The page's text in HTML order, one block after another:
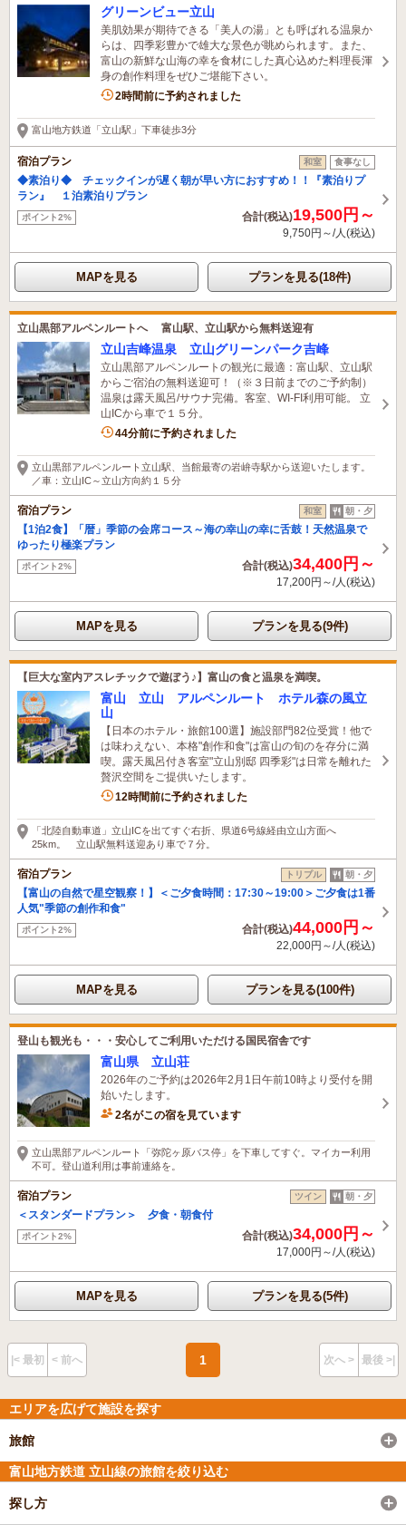
グリーンビュー立山
美肌効果が期待できる「美人の湯」とも呼ばれる温泉か
らは、四季彩豊かで雄大な景色が眺められます。また、
富山の新鮮な山海の幸を食材にした真心込めた料理長渾
身の創作料理をぜひご堪能下さい。
3名がこの宿を見ています
2時間前に予約されました
富山地方鉄道「立山駅」下車徒歩3分
宿泊プラン 和室 食事なし
◆素泊り◆ チェックインが遅く朝が早い方におすすめ！！『素泊りプ
ラン』 １泊素泊りプラン
ポイント2% 合計(税込)19,500円～
9,750円～/人(税込)
MAPを見る プランを見る(18件)
立山黒部アルペンルートへ 富山駅、立山駅から無料送迎有
立山吉峰温泉 立山グリーンパーク吉峰
立山黒部アルペンルートの観光に最適：富山駅、立山駅
からご宿泊の無料送迎可！（※３日前までのご予約制）
温泉は露天風呂/サウナ完備。客室、WI-FI利用可能。 立
山ICから車で１５分。
1名がこの宿を見ています
44分前に予約されました
立山黒部アルペンルート立山駅、当館最寄の岩峅寺駅から送迎いたします。
／車：立山IC～立山方向約１５分
宿泊プラン 和室 朝・夕
【1泊2食】「暦」季節の会席コース～海の幸山の幸に舌鼓！天然温泉で
ゆったり極楽プラン
ポイント2% 合計(税込)34,400円～
17,200円～/人(税込)
MAPを見る プランを見る(9件)
【巨大な室内アスレチックで遊ぼう♪】富山の食と温泉を満喫。
富山 立山 アルペンルート ホテル森の風立
山
【日本のホテル・旅館100選】施設部門82位受賞！他で
は味わえない、本格"創作和食"は富山の旬のを存分に満
喫。露天風呂付き客室"立山別邸 四季彩"は日常を離れた
贅沢空間をご提供いたします。
2名がこの宿を見ています
12時間前に予約されました
「北陸自動車道」立山ICを出てすぐ右折、県道6号線経由立山方面へ
25km。 立山駅無料送迎あり車で７分。
宿泊プラン トリプル 朝・夕
【富山の自然で星空観察！】＜ご夕食時間：17:30～19:00＞ご夕食は1番
人気"季節の創作和食"
ポイント2% 合計(税込)44,000円～
22,000円～/人(税込)
MAPを見る プランを見る(100件)
登山も観光も・・・安心してご利用いただける国民宿舎です
富山県 立山荘
2026年のご予約は2026年2月1日午前10時より受付を開
始いたします。
2名がこの宿を見ています
立山黒部アルペンルート「弥陀ヶ原バス停」を下車してすぐ。マイカー利用
不可。登山道利用は事前連絡を。
宿泊プラン ツイン 朝・夕
＜スタンダードプラン＞ 夕食・朝食付
ポイント2% 合計(税込)34,000円～
17,000円～/人(税込)
MAPを見る プランを見る(5件)
|< 最初 < 前へ 1 次へ > 最後 >|
エリアを広げて施設を探す
旅館
富山地方鉄道 立山線の旅館を絞り込む
探し方